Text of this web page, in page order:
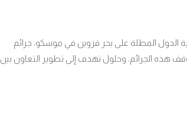
الدول المطلة على بحر قزوين في موسكو، جرائم
هذه الجرائم، وحلول تهدف إلى تطوير التعاون بين